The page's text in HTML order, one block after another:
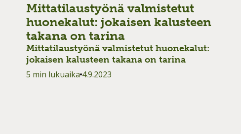
Mittatilaustyönä valmistetut
huonekalut: jokaisen kalusteen
takana on tarina
Mittatilaustyönä valmistetut huonekalut:
jokaisen kalusteen takana on tarina
5 min lukuaika 4.9.2023